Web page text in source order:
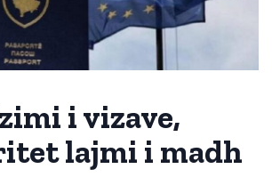
i vizave,
lajmi i madh